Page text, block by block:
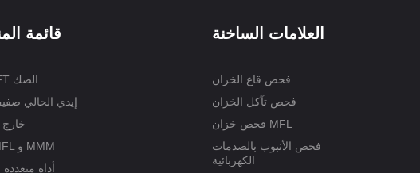
قائمة
إلخ و RFT الصك
إيدي الحالي
أدوات MFL و MMM
أداة
العلامات الساخنة
فحص قاع الخزان
فحص تآكل الخزان
فحص خزان MFL
فحص الأنبوب بالصدمات
الكهربائية